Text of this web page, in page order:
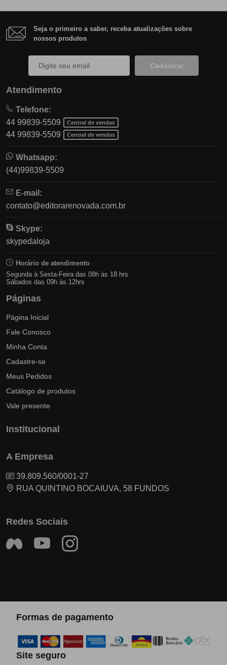
Seja o primeiro a saber, receba atualizações sobre
nossos produtos
Cadastrar
Atendimento
Telefone:
44 99839-5509
Central de vendas
44 99839-5509 Central de vendas
Whatsapp:
(44)99839-5509
E-mail:
contato@editorarenovada.com.br
Skype:
skypedaloja
Horário de atendimento
Segunda à Sexta-Feira das 08h às 18 hrs
Sábados das 09h às 12hrs
Páginas
Página Inicial
Fale Conosco
Minha Conta
Cadastre-se
Meus Pedidos
Catálogo de produtos
Vale presente
Institucional
A Empresa
39.809.560/0001-27
RUA QUINTINO BOCAIUVA, 58 FUNDOS
Redes Sociais
Formas de pagamento
Site seguro